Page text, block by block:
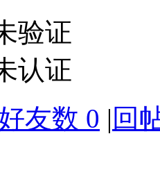
验证
认证
友数 0 | 回